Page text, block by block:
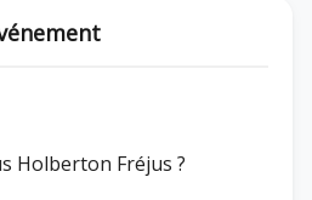
Holberton Fréjus ?